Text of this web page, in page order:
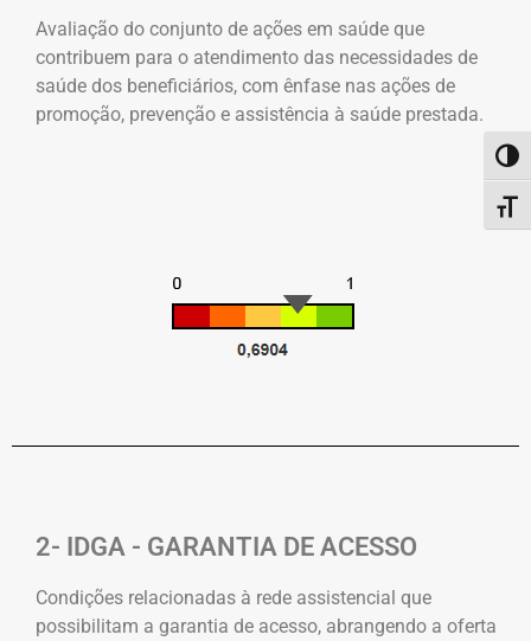
Avaliação do conjunto de ações em saúde que
contribuem para o atendimento das necessidades de
saúde dos beneficiários, com ênfase nas ações de
promoção, prevenção e assistência à saúde prestada.
2- IDGA - GARANTIA DE ACESSO
Condições relacionadas à rede assistencial que
possibilitam a garantia de acesso, abrangendo a oferta